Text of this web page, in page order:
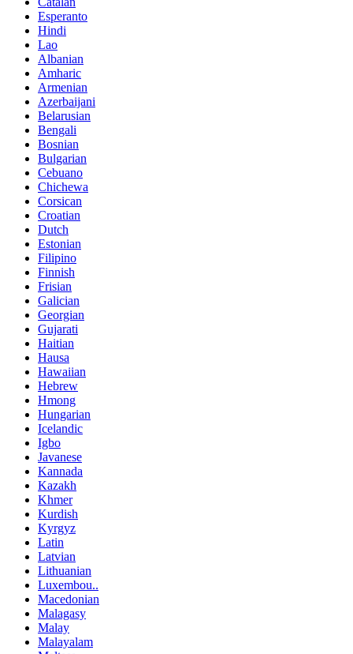
Esperanto
Hindi
Lao
Albanian
Amharic
Armenian
Azerbaijani
Belarusian
Bengali
Bosnian
Bulgarian
Cebuano
Chichewa
Corsican
Croatian
Dutch
Estonian
Filipino
Finnish
Frisian
Galician
Georgian
Gujarati
Haitian
Hausa
Hawaiian
Hebrew
Hmong
Hungarian
Icelandic
Igbo
Javanese
Kannada
Kazakh
Khmer
Kurdish
Kyrgyz
Latin
Latvian
Lithuanian
Luxembou..
Macedonian
Malagasy
Malay
Malayalam